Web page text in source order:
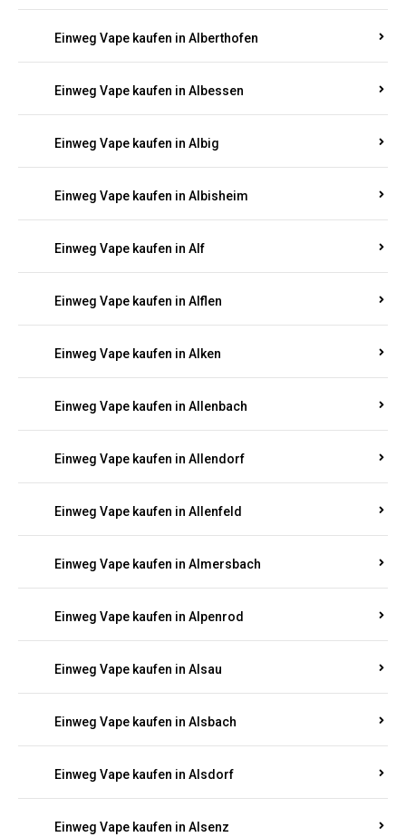
Einweg Vape kaufen in Alberthofen
Einweg Vape kaufen in Albessen
Einweg Vape kaufen in Albig
Einweg Vape kaufen in Albisheim
Einweg Vape kaufen in Alf
Einweg Vape kaufen in Alflen
Einweg Vape kaufen in Alken
Einweg Vape kaufen in Allenbach
Einweg Vape kaufen in Allendorf
Einweg Vape kaufen in Allenfeld
Einweg Vape kaufen in Almersbach
Einweg Vape kaufen in Alpenrod
Einweg Vape kaufen in Alsau
Einweg Vape kaufen in Alsbach
Einweg Vape kaufen in Alsdorf
Einweg Vape kaufen in Alsenz